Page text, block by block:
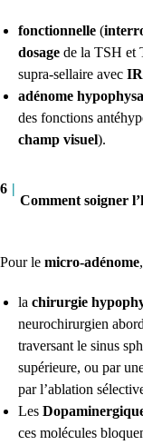
fonctionnelle (
dosage de la TSH et
supra-sellaire avec
adénome
des fonctions
champ visuel).
6 |
Comment soigner
Pour le micro-adénome
la chirurgie
neurochirurgien
traversant le sinus
supérieure, ou par
par l’ablation
Les
ces molécules